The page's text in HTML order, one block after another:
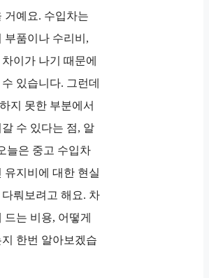
거예요. 수입차는
부품이나 수리비,
이가 나기 때문에
있습니다. 그런데
지 못한 부분에서
수 있다는 점, 알
늘은 중고 수입차
유지비에 대한 현실
뤄보려고 해요. 차
드는 비용, 어떻게
한번 알아보겠습